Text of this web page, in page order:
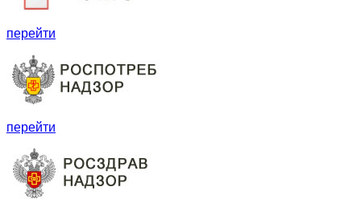
перейти
перейти